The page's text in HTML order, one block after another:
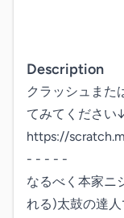
Description
クラッシュまた
てみてください↓
https://
- - - - -
なるべく本家ニ
れる)太鼓の達人